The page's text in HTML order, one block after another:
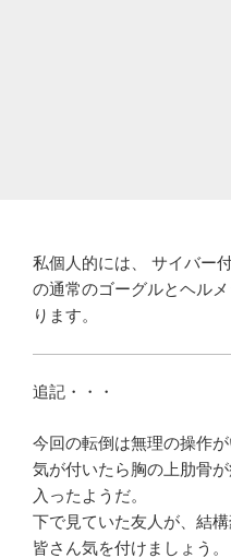
私個人的には、 サイバー
の通常のゴーグルとヘル
ります。
追記・・・
今回の転倒は無理の操作
気が付いたら胸の上肋骨
入ったようだ。
下で見ていた友人が、結
皆さん気を付けましょう。